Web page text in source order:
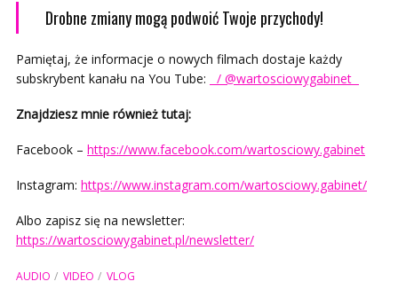
Drobne zmiany mogą podwoić Twoje przychody!
Pamiętaj, że informacje o nowych filmach dostaje każdy
subskrybent kanału na You Tube:
/ @wartosciowygabinet
Znajdziesz mnie również tutaj:
Facebook – https://www.facebook.com/wartosciowy.gabinet
Instagram: https://www.instagram.com/wartosciowy.gabinet/
Albo zapisz się na newsletter:
https://wartosciowygabinet.pl/newsletter/
AUDIO VIDEO VLOG